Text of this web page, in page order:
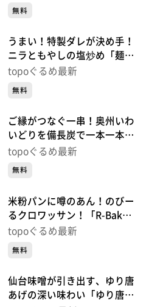
無料
うまい！特製ダレが決め手！
ニラともやしの塩炒め「麺酒
場 髙ちゃん」（岩沼市館
topoぐるめ最新
無料
ご縁がつなぐ一串！奥州いわ
いどりを備長炭で一本一本丁
寧に「鳥縁」（太白区袋原）
topoぐるめ最新
無料
米粉パンに噂のあん！のびー
るクロワッサン！「R-Baker
名取店」（名取市手倉田諏
topoぐるめ最新
無料
仙台味噌が引き出す、ゆり唐
あげの深い味わい「ゆり唐あ